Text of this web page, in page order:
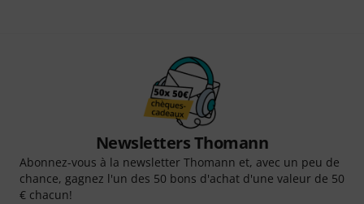
Newsletters Thomann
Abonnez-vous à la newsletter Thomann et, avec un peu de
chance, gagnez l'un des 50 bons d'achat d'une valeur de 50
€ chacun!